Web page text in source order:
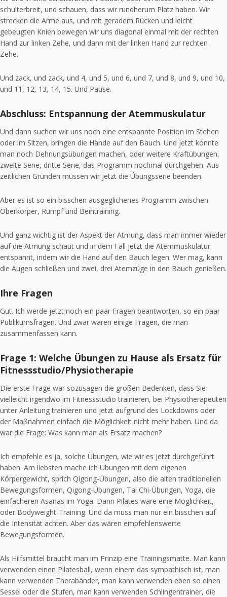
schulterbreit, und schauen, dass wir rundherum Platz haben. Wir
strecken die Arme aus, und mit geradem Rücken und leicht
gebeugten Knien bewegen wir uns diagonal einmal mit der rechten
Hand zur linken Zehe, und dann mit der linken Hand zur rechten
Zehe.
Und zack, und zack, und 4, und 5, und 6, und 7, und 8, und 9, und 10,
und 11, 12, 13, 14, 15. Und Pause.
Abschluss: Entspannung der Atemmuskulatur
Und dann suchen wir uns noch eine entspannte Position im Stehen
oder im Sitzen, bringen die Hände auf den Bauch. Und jetzt könnte
man noch Dehnungsübungen machen, oder weitere Kraftübungen,
zweite Serie, dritte Serie, das Programm nochmal durchgehen. Aus
zeitlichen Gründen müssen wir jetzt die Übungsserie beenden.
Aber es ist so ein bisschen ausgeglichenes Programm zwischen
Oberkörper, Rumpf und Beintraining.
Und ganz wichtig ist der Aspekt der Atmung, dass man immer wieder
auf die Atmung schaut und in dem Fall jetzt die Atemmuskulatur
entspannt, indem wir die Hand auf den Bauch legen. Wer mag, kann
die Augen schließen und zwei, drei Atemzüge in den Bauch genießen.
Ihre Fragen
Gut. Ich werde jetzt noch ein paar Fragen beantworten, so ein paar
Publikumsfragen. Und zwar waren einige Fragen, die man
zusammenfassen kann.
Frage 1: Welche Übungen zu Hause als Ersatz für
Fitnessstudio/Physiotherapie
Die erste Frage war sozusagen die großen Bedenken, dass Sie
vielleicht irgendwo im Fitnessstudio trainieren, bei Physiotherapeuten
unter Anleitung trainieren und jetzt aufgrund des Lockdowns oder
der Maßnahmen einfach die Möglichkeit nicht mehr haben. Und da
war die Frage: Was kann man als Ersatz machen?
Ich empfehle es ja, solche Übungen, wie wir es jetzt durchgeführt
haben. Am liebsten mache ich Übungen mit dem eigenen
Körpergewicht, sprich Qigong-Übungen, also die alten traditionellen
Bewegungsformen, Qigong-Übungen, Tai Chi-Übungen, Yoga, die
einfacheren Asanas im Yoga. Dann Pilates wäre eine Möglichkeit,
oder Bodyweight-Training. Und da muss man nur ein bisschen auf
die Intensität achten. Aber das wären empfehlenswerte
Bewegungsformen.
Als Hilfsmittel braucht man im Prinzip eine Trainingsmatte. Man kann
verwenden einen Pilatesball, wenn einem das sympathisch ist, man
kann verwenden Therabänder, man kann verwenden eben so einen
Sessel oder die Stufen, man kann verwenden Schlingentrainer, die